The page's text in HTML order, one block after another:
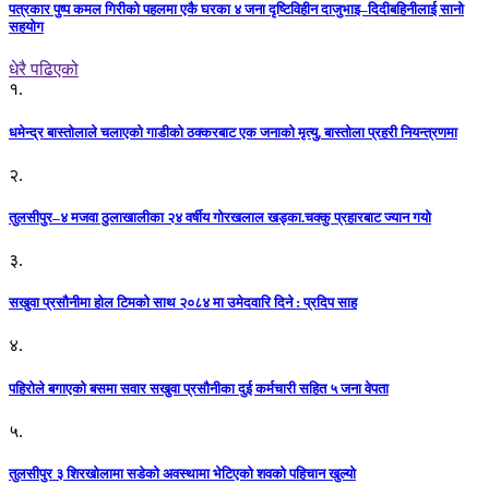
पत्रकार पुष्प कमल गिरीको पहलमा एकै घरका ४ जना दृष्टिविहीन दाजुभाइ–दिदीबहिनीलाई सानो
सहयोग
धेरै पढिएको
१.
धमेन्द्र बास्तोलाले चलाएको गाडीको ठक्करबाट एक जनाको मृत्यु, बास्तोला प्रहरी नियन्त्रणमा
२.
तुलसीपुर–४ मजवा ठुलाखालीका २४ वर्षीय गोरखलाल खड्का.चक्कु प्रहारबाट ज्यान गयो
३.
सखुवा प्रसौनीमा होल टिमको साथ २०८४ मा उमेदवारि दिने : प्रदिप साह
४.
पहिराेले बगाएकाे बसमा सवार सखुवा प्रसाैनीका दुई कर्मचारी सहित ५ जना वेपता
५.
तुलसीपुर ३ शिरखोलामा सडेको अवस्थामा भेटिएको शवको पहिचान खुल्यो